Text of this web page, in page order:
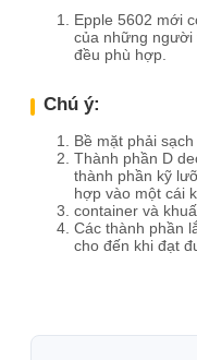
Epple 5602 mới
của những người
đều phù hợp.
Chú ý:
Bề mặt phải
Thành phần D
thành phần kỹ
hợp vào một cái
container và
Các thành phần
cho đến khi đạt